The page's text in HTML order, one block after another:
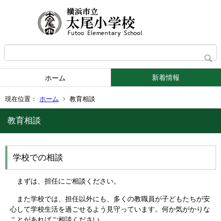
ホーム 新着情報
現在位置： ホーム 教育相談
教育相談
学校での相談
まずは、担任にご相談ください。
また学校では、担任以外にも、多くの教職員が子どもたちが安
心して学校生活を過ごせるよう見守っています。何か気がかりな